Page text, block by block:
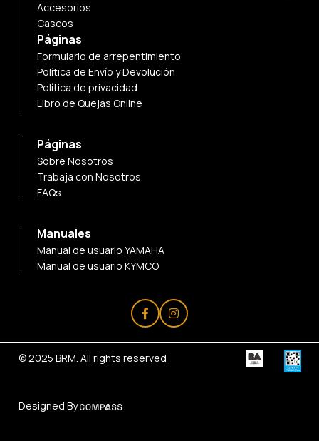
Accesorios
Cascos
Páginas
Formulario de arrepentimiento
Política de Envío y Devolución
Política de privacidad
Libro de Quejas Online
Páginas
Sobre Nosotros
Trabaja con Nosotros
FAQs
Manuales
Manual de usuario YAMAHA
Manual de usuario KYMCO
© 2025 BRM. All rights reserved
Designed By